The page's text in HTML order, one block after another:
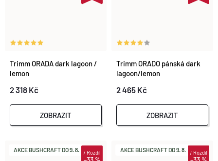
Trimm ORADA dark lagoon /
lemon
2 318 Kč
ZOBRAZIT
Trimm ORADO pánská dark
lagoon/lemon
2 465 Kč
ZOBRAZIT
AKCE BUSHCRAFT DO 9. 8. iRozdíl AKCE BUSHCRAFT DO 9. 8. iRozdíl